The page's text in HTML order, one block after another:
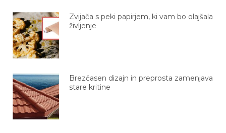
Zvijača s peki papirjem, ki vam bo olajšala
življenje
Brezčasen dizajn in preprosta zamenjava
stare kritine